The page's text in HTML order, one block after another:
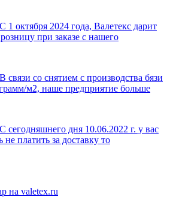
1 октября 2024 года, Валетекс дарит
при заказе с нашего
связи со снятием с производства бязи
м2, наше предприятие больше
сегодняшнего дня 10.06.2022 г. у вас
не платить за доставку то
на valetex.ru